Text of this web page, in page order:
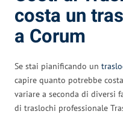
costa un
a Corum
Se stai pianificando un
capire quanto potrebbe
variare a seconda di diversi
di traslochi professionale